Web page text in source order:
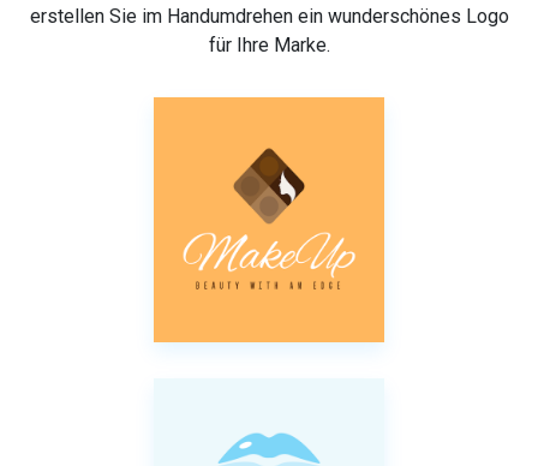
erstellen Sie im Handumdrehen ein wunderschönes Logo
für Ihre Marke.